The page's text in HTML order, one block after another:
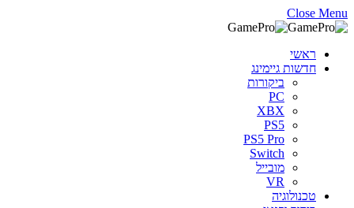
Close Menu
ראשי
חדשות גיימינג
ביקורות
PC
XBX
PS5
PS5 Pro
Switch
מובייל
VR
טכנולוגיה